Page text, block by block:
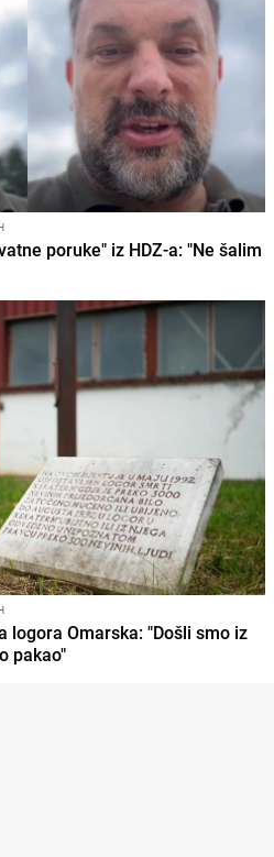
poruke" iz HDZ-a: "Ne šalim
logora Omarska: "Došli smo iz
pakao"